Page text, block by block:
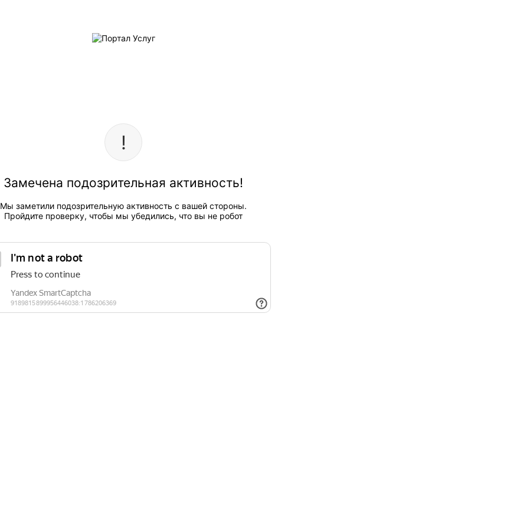
Замечена подозрительная активность!
Мы заметили подозрительную активность с вашей стороны.
Пройдите проверку, чтобы мы убедились, что вы не робот